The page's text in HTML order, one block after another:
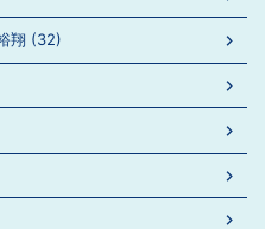
翔 (32)